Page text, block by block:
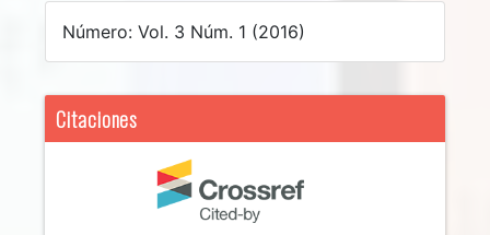
Número: Vol. 3 Núm. 1 (2016)
Citaciones